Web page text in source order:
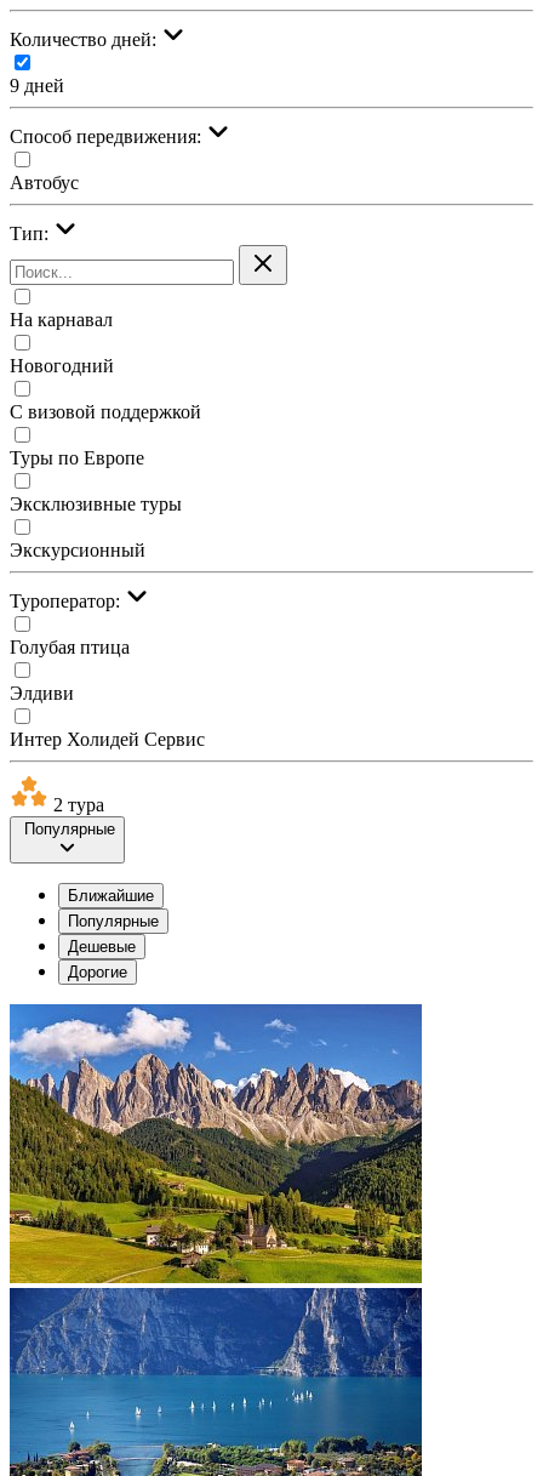
Количество дней:
9 дней
Cпособ передвижения:
Автобус
Тип:
На карнавал
Новогодний
С визовой поддержкой
Туры по Европе
Эксклюзивные туры
Экскурсионный
Туроператор:
Голубая птица
Элдиви
Интер Холидей Сервис
2 тура
Популярные
Ближайшие
Популярные
Дешевые
Дорогие